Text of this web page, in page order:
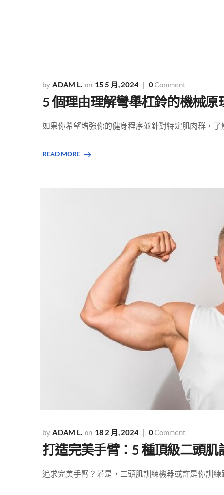
ADAM L. 15 5 月, 2024 0Comment
5 個理由理解彎舉杠鈴的機械
如果你希望增強你的健身程序並針對特定肌肉群，了
READ MORE
ADAM L. 18 2 月, 2024 0Comment
打造完美手臂：5 種頂級二頭肌
追求完美手臂？若是，二頭肌訓練機器或許是你訓練